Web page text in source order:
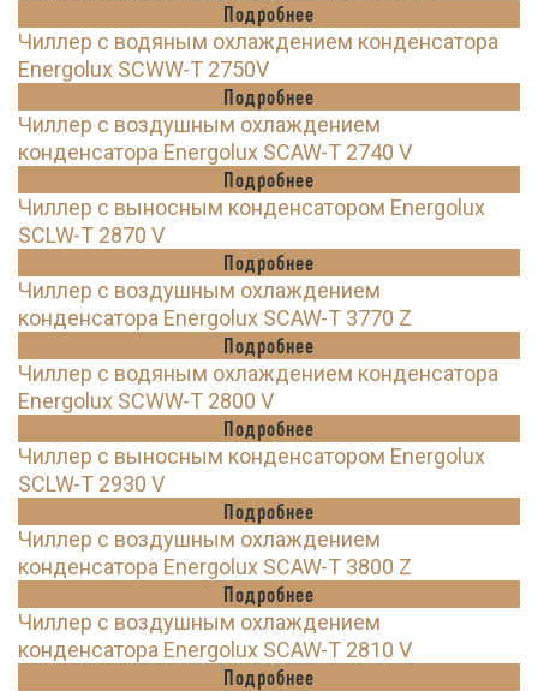
Подробнее
Чиллер с водяным охлаждением конденсатора
Energolux SCWW-T 2750V
Подробнее
Чиллер с воздушным охлаждением
конденсатора Energolux SCAW-T 2740 V
Подробнее
Чиллер с выносным конденсатором Energolux
SCLW-T 2870 V
Подробнее
Чиллер с воздушным охлаждением
конденсатора Energolux SCAW-T 3770 Z
Подробнее
Чиллер с водяным охлаждением конденсатора
Energolux SCWW-T 2800 V
Подробнее
Чиллер с выносным конденсатором Energolux
SCLW-T 2930 V
Подробнее
Чиллер с воздушным охлаждением
конденсатора Energolux SCAW-T 3800 Z
Подробнее
Чиллер с воздушным охлаждением
конденсатора Energolux SCAW-T 2810 V
Подробнее